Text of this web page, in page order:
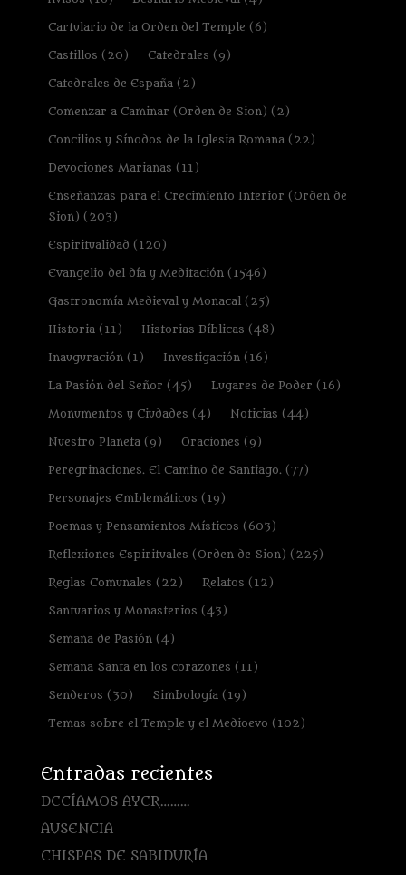
Cartulario de la Orden del Temple (6)
Castillos (20) Catedrales (9)
Catedrales de España(2)
Comenzar a Caminar (Orden de Sion) (2)
Concilios y Sínodos de la Iglesia Romana(22)
Devociones Marianas (11)
Enseñanzas para el Crecimiento Interior (Orden de
Sion) (203)
Espiritualidad (120)
Evangelio del día y Meditación(1546)
Gastronomía Medieval y Monacal(25)
Historia(11) Historias Bíblicas (48)
Inauguración(1) Investigación(16)
La Pasión del Señor (45) Lugares de Poder (16)
Monumentos y Ciudades (4) Noticias (44)
Nuestro Planeta(9) Oraciones (9)
Peregrinaciones. El Camino de Santiago.(77)
Personajes Emblemáticos (19)
Poemas y Pensamientos Místicos (603)
Reflexiones Espirituales (Orden de Sion) (225)
Reglas Comunales (22) Relatos (12)
Santuarios y Monasterios (43)
Semana de Pasión(4)
Semana Santa en los corazones (11)
Senderos (30) Simbología(19)
Temas sobre el Temple y el Medioevo (102)
Entradas recientes
DECÍAMOS AYER………
AUSENCIA
CHISPAS DE SABIDURÍA